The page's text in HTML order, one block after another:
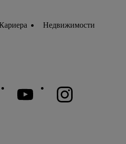
Недвижимости